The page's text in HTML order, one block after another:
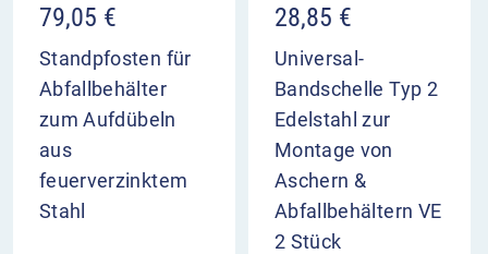
79,05 €
Standpfosten für
Abfallbehälter
zum Aufdübeln
aus
feuerverzinktem
Stahl
28,85 €
Universal-
Bandschelle Typ 2
Edelstahl zur
Montage von
Aschern &
Abfallbehältern VE
2 Stück